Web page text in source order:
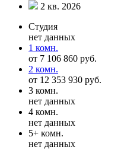
2 кв. 2026
Студия
нет данных
1 комн.
от 7 106 860 руб.
2 комн.
от 12 353 930 руб.
3 комн.
нет данных
4 комн.
нет данных
5+ комн.
нет данных